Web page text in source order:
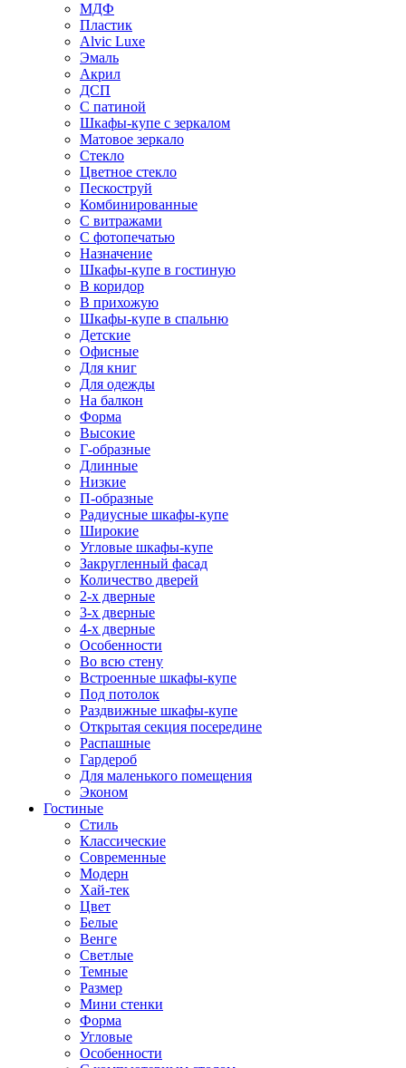
МДФ
Пластик
Alvic Luxe
Эмаль
Акрил
ДСП
С патиной
Шкафы-купе с зеркалом
Матовое зеркало
Стекло
Цветное стекло
Пескоструй
Комбинированные
С витражами
С фотопечатью
Назначение
Шкафы-купе в гостиную
В коридор
В прихожую
Шкафы-купе в спальню
Детские
Офисные
Для книг
Для одежды
На балкон
Форма
Высокие
Г-образные
Длинные
Низкие
П-образные
Радиусные шкафы-купе
Широкие
Угловые шкафы-купе
Закругленный фасад
Количество дверей
2-х дверные
3-х дверные
4-х дверные
Особенности
Во всю стену
Встроенные шкафы-купе
Под потолок
Раздвижные шкафы-купе
Открытая секция посередине
Распашные
Гардероб
Для маленького помещения
Эконом
Гостиные
Стиль
Классические
Современные
Модерн
Хай-тек
Цвет
Белые
Венге
Светлые
Темные
Размер
Мини стенки
Форма
Угловые
Особенности